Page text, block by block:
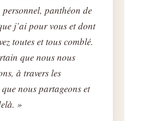
panthéon de
j’ai pour vous et dont
toutes et tous comblé.
que nous nous
à travers les
nous partageons et
»